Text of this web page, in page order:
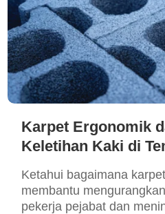
Karpet Ergonomik
Keletihan Kaki di
Ketahui bagaimana
membantu
pekerja pejabat dan